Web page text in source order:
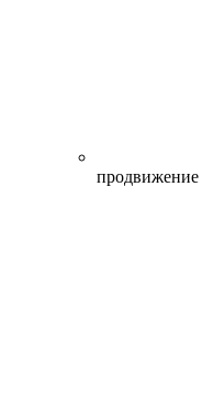
продвижение